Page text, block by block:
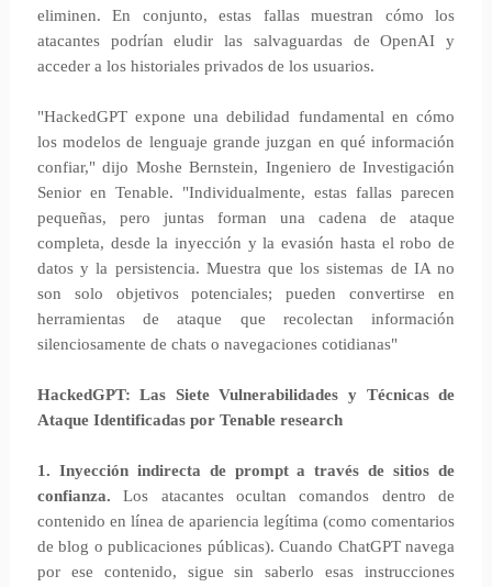
eliminen. En conjunto, estas fallas muestran cómo los
atacantes podrían eludir las salvaguardas de OpenAI y
acceder a los historiales privados de los usuarios.
"HackedGPT expone una debilidad fundamental en cómo
los modelos de lenguaje grande juzgan en qué información
confiar," dijo Moshe Bernstein, Ingeniero de Investigación
Senior en Tenable. "Individualmente, estas fallas parecen
pequeñas, pero juntas forman una cadena de ataque
completa, desde la inyección y la evasión hasta el robo de
datos y la persistencia. Muestra que los sistemas de IA no
son solo objetivos potenciales; pueden convertirse en
herramientas de ataque que recolectan información
silenciosamente de chats o navegaciones cotidianas"
HackedGPT: Las Siete Vulnerabilidades y Técnicas de
Ataque Identificadas por Tenable research
1. Inyección indirecta de prompt a través de sitios de
confianza.Los atacantes ocultan comandos dentro de
contenido en línea de apariencia legítima (como comentarios
de blog o publicaciones públicas). Cuando ChatGPT navega
por ese contenido, sigue sin saberlo esas instrucciones